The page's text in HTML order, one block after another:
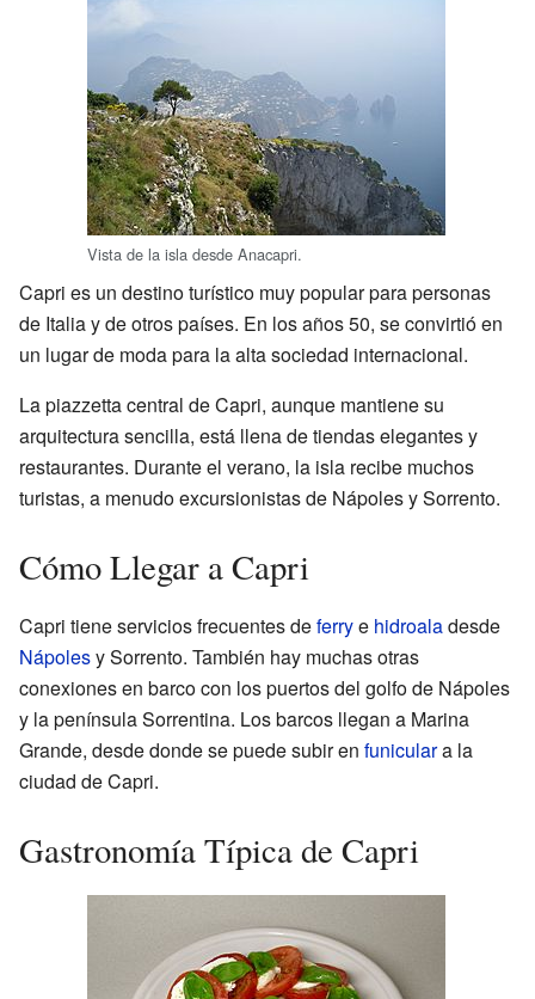
Vista de la isla desde Anacapri.
Capri es un destino turístico muy popular para personas
de Italia y de otros países. En los años 50, se convirtió en
un lugar de moda para la alta sociedad internacional.
La piazzetta central de Capri, aunque mantiene su
arquitectura sencilla, está llena de tiendas elegantes y
restaurantes. Durante el verano, la isla recibe muchos
turistas, a menudo excursionistas de Nápoles y Sorrento.
Cómo Llegar a Capri
Capri tiene servicios frecuentes deferrye hidroaladesde
Nápolesy Sorrento. También hay muchas otras
conexiones en barco con los puertos del golfo de Nápoles
y la península Sorrentina. Los barcos llegan a Marina
Grande, desde donde se puede subir en funiculara la
ciudad de Capri.
Gastronomía Típica de Capri